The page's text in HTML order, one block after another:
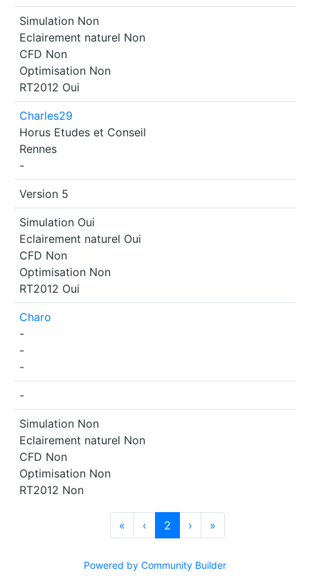
Simulation Non
Eclairement naturel Non
CFD Non
Optimisation Non
RT2012 Oui
Charles29
Horus Etudes et Conseil
Rennes
-
Version 5
Simulation Oui
Eclairement naturel Oui
CFD Non
Optimisation Non
RT2012 Oui
Charo
-
-
-
-
Simulation Non
Eclairement naturel Non
CFD Non
Optimisation Non
RT2012 Non
« ‹ 2 › »
Powered by Community Builder